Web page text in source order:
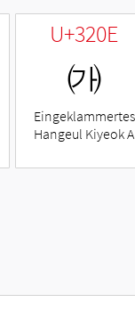
U+320E
㈎
Eingeklammertes
Hangeul Kiyeok A